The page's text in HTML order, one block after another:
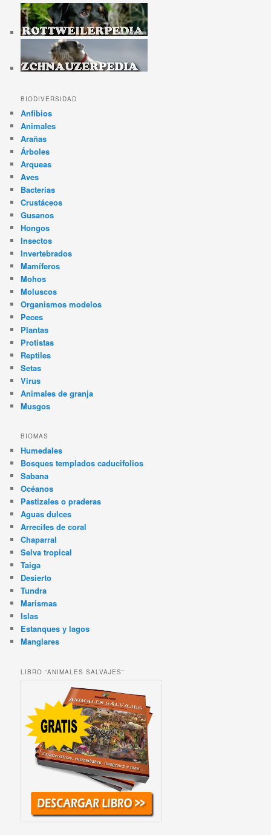
BIODIVERSIDAD
Anfibios
Animales
Arañas
Árboles
Arqueas
Aves
Bacterias
Crustáceos
Gusanos
Hongos
Insectos
Invertebrados
Mamíferos
Mohos
Moluscos
Organismos modelos
Peces
Plantas
Protistas
Reptiles
Setas
Virus
Animales de granja
Musgos
BIOMAS
Humedales
Bosques templados caducifolios
Sabana
Océanos
Pastizales o praderas
Aguas dulces
Arrecifes de coral
Chaparral
Selva tropical
Taiga
Desierto
Tundra
Marismas
Islas
Estanques y lagos
Manglares
LIBRO “ANIMALES SALVAJES”